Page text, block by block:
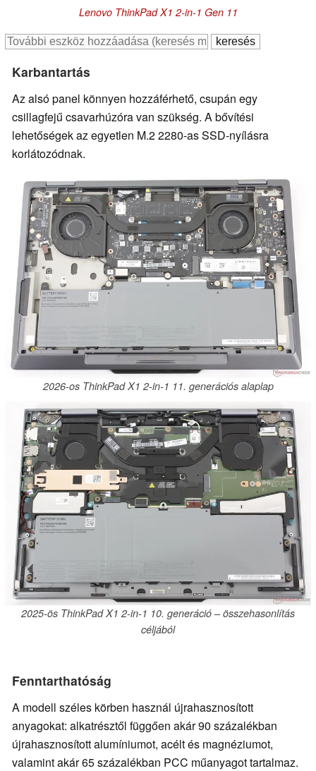
Lenovo ThinkPad X1 2-in-1 Gen 11
Karbantartás
Az alsó panel könnyen hozzáférhető, csupán egy
csillagfejű csavarhúzóra van szükség. A bővítési
lehetőségek az egyetlen M.2 2280-as SSD-nyílásra
korlátozódnak.
2026-os ThinkPad X1 2-in-1 11. generációs alaplap
2025-ös ThinkPad X1 2-in-1 10. generáció – összehasonlítás
céljából
Fenntarthatóság
A modell széles körben használ újrahasznosított
anyagokat: alkatrésztől függően akár 90 százalékban
újrahasznosított alumíniumot, acélt és magnéziumot,
valamint akár 65 százalékban PCC műanyagot tartalmaz.